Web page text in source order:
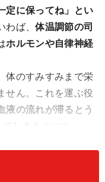
定に保ってね」とい
わば、体温調節の司
ホルモンや自律神経
体のすみすみまで栄
せん。これを運ぶ役
液の流れが滞るとう
ン、自律神経中枢の